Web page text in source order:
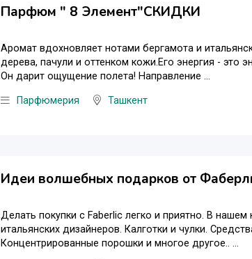
Парфюм " 8 Элемент"СКИДКИ
Аромат вдохновляет нотами бергамота и
дерева, пачули и оттенком кожи.Его энергия - это
Он дарит ощущение полета! Направление ...
Парфюмерия Ташкент
Идеи волшебных подарков от
Делать покупки с Faberlic легко и приятно. В
итальянских дизайнеров. Калготки и чулки.
Концентрированные порошки и многое другое.. ...